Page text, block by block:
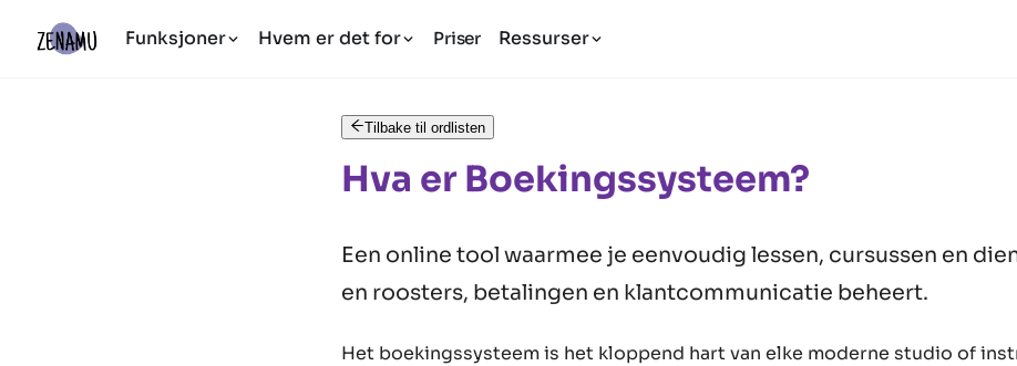
Funksjoner Hvem er det for Priser Ressurser
Tilbake til ordlisten
Hva er Boekingssysteem?
Een online tool waarmee je eenvoudig lessen, cursussen en
en roosters, betalingen en klantcommunicatie beheert.
Het boekingssysteem is het kloppend hart van elke moderne studio of